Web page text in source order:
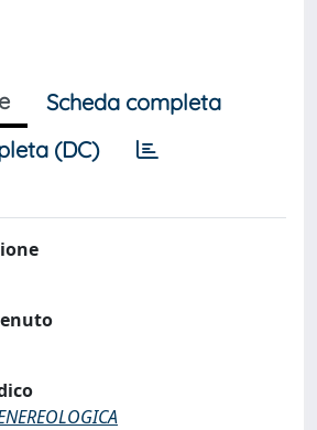
Scheda completa
(DC)